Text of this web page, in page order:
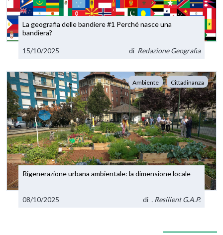
La geografia delle bandiere #1 Perché nasce una
bandiera?
15/10/2025 di Redazione Geografia
Ambiente Cittadinanza
Rigenerazione urbana ambientale: la dimensione locale
08/10/2025 di . Resilient G.A.P.